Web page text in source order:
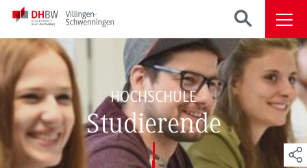
HOCHSCHULE
Studierende